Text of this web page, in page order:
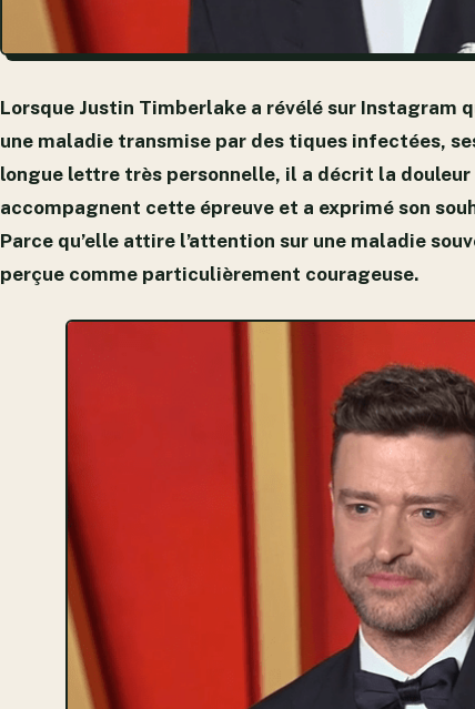
Lorsque Justin Timberlake a révélé sur Instagram
une maladie transmise par des tiques infectées,
longue lettre très personnelle, il a décrit la
accompagnent cette épreuve et a exprimé son
Parce qu’elle attire l’attention sur une maladie
perçue comme particulièrement courageuse.